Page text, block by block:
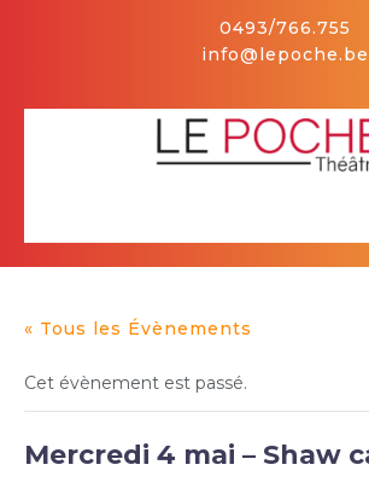
0493/766.755
info@lepoche.be
Button
« Tous les Évènements
Cet évènement est passé.
Mercredi 4 mai – Shaw